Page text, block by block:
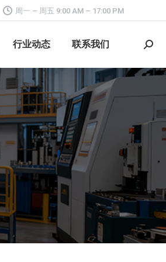
周一 – 周五 9:00 AM – 17:00 PM
行业动态 联系我们
搜